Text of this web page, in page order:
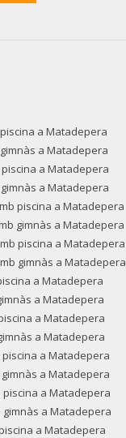
a Matadepera
a Matadepera
a Matadepera
a Matadepera
piscina a Matadepera
gimnàs a Matadepera
piscina a Matadepera
gimnàs a Matadepera
a Matadepera
a Matadepera
a Matadepera
a Matadepera
a Matadepera
a Matadepera
a Matadepera
a Matadepera
a Matadepera